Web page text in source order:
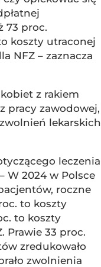
73 proc.
koszty utraconej
NFZ – zaznacza
z rakiem
pracy zawodowej,
lekarskich
leczenia
W 2024 w Polsce
roczne
to koszty
to koszty
Prawie 33 proc.
zredukowało
zwolnienia